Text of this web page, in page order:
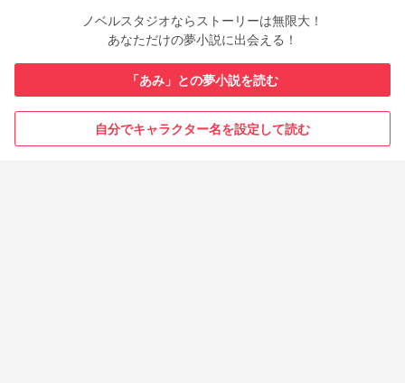
ノベルスタジオならストーリーは無限大！
あなただけの夢小説に出会える！
「あみ」との夢小説を読む
自分でキャラクター名を設定して読む